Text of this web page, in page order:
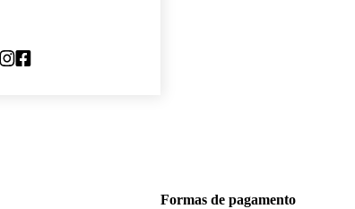
Formas de pagamento